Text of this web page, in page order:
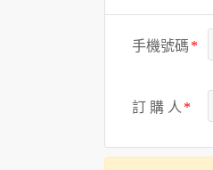
手機號碼
訂 購 人